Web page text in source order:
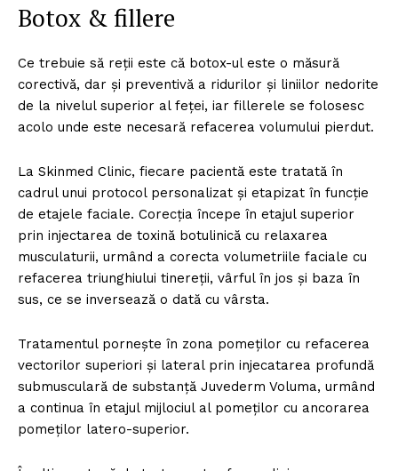
Botox & fillere
Ce trebuie să reții este că botox-ul este o măsură
corectivă, dar și preventivă a ridurilor și liniilor nedorite
de la nivelul superior al feței, iar fillerele se folosesc
acolo unde este necesară refacerea volumului pierdut.
La Skinmed Clinic, fiecare pacientă este tratată în
cadrul unui protocol personalizat şi etapizat în funcție
de etajele faciale. Corecția începe în etajul superior
prin injectarea de toxină botulinică cu relaxarea
musculaturii, urmând a corecta volumetriile faciale cu
refacerea triunghiului tinereții, vârful în jos şi baza în
sus, ce se inversează o dată cu vârsta.
Tratamentul porneşte în zona pomeților cu refacerea
vectorilor superiori şi lateral prin injecatarea profundă
submusculară de substanță Juvederm Voluma, urmând
a continua în etajul mijlociul al pomeților cu ancorarea
pomeților latero-superior.